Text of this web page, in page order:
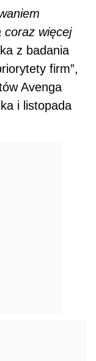
coraz więcej
z badania
firm”,
Avenga
i listopada